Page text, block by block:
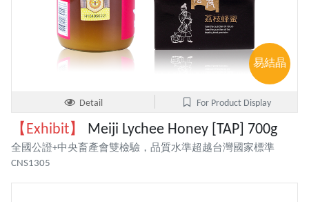
易結晶
Detail For Product Display
【Exhibit】 Meiji Lychee Honey [TAP] 700g
全國公證+中央畜產會雙檢驗，品質水準超越台灣國家標準
CNS1305